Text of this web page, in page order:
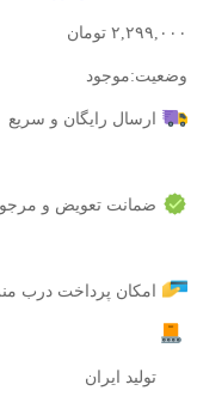
۲,۲۹۹,۰۰۰ تومان
وضعیت:موجود
ارسال رایگان و سریع
ضمانت تعویض و مرجوعی تا
امکان پرداخت درب
تولید ایران